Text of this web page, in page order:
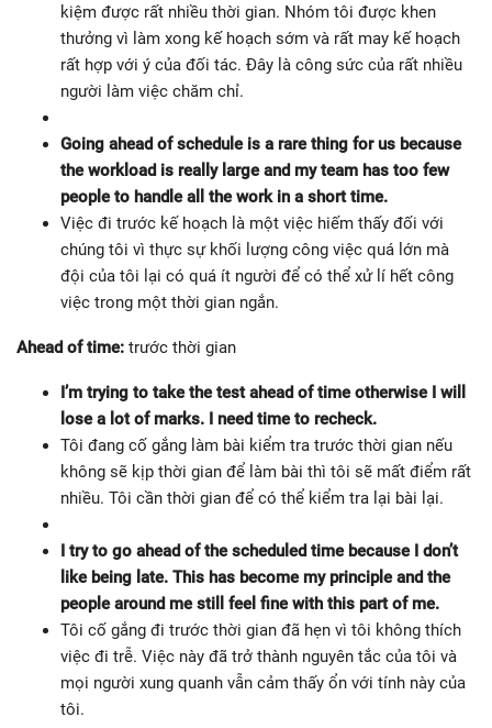
kiệm được rất nhiều thời gian. Nhóm tôi được khen
thưởng vì làm xong kế hoạch sớm và rất may kế hoạch
rất hợp với ý của đối tác. Đây là công sức của rất nhiều
người làm việc chăm chỉ.
Going ahead of schedule is a rare thing for us because
the workload is really large and my team has too few
people to handle all the work in a short time.
Việc đi trước kế hoạch là một việc hiếm thấy đối với
chúng tôi vì thực sự khối lượng công việc quá lớn mà
đội của tôi lại có quá ít người để có thể xử lí hết công
việc trong một thời gian ngắn.
Ahead of time: trước thời gian
I’m trying to take the test ahead of time otherwise I will
lose a lot of marks. I need time to recheck.
Tôi đang cố gắng làm bài kiểm tra trước thời gian nếu
không sẽ kịp thời gian để làm bài thì tôi sẽ mất điểm rất
nhiều. Tôi cần thời gian để có thể kiểm tra lại bài lại.
I try to go ahead of the scheduled time because I don’t
like being late. This has become my principle and the
people around me still feel fine with this part of me.
Tôi cố gắng đi trước thời gian đã hẹn vì tôi không thích
việc đi trễ. Việc này đã trở thành nguyên tắc của tôi và
mọi người xung quanh vẫn cảm thấy ổn với tính này của
tôi.